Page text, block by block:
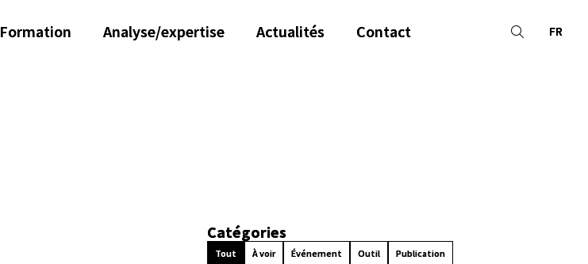
Formation Analyse/expertise Actualités Contact FR
Catégories
Tout À voir Événement Outil Publication